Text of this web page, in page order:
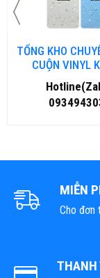
TỔNG KHO
CUỘN VINYL
KHUẨN TẠI NHA
MIỄN
Cho đơn
THANH